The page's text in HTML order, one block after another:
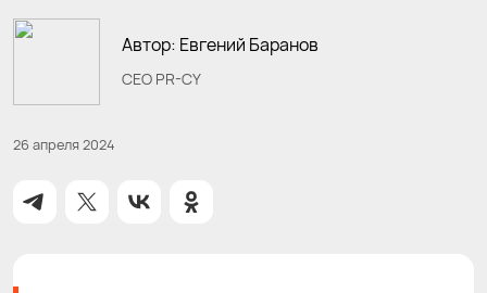
Автор: Евгений Баранов
CEO PR-CY
26 апреля 2024